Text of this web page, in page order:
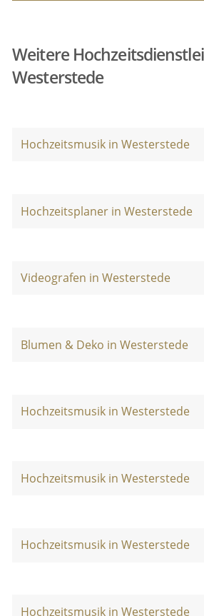
Weitere
Westerstede
Hochzeitsmusik in Westerstede
Hochzeitsplaner in Westerstede
Videografen in Westerstede
Blumen & Deko in Westerstede
Hochzeitsmusik in Westerstede
Hochzeitsmusik in Westerstede
Hochzeitsmusik in Westerstede
Hochzeitsmusik in Westerstede